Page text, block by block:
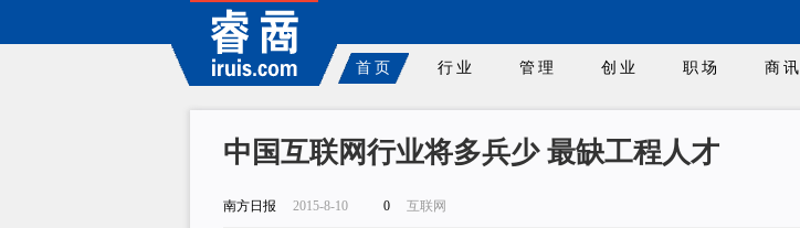
首页 行业 管理 创业 职场 商讯
中国互联网行业将多兵少 最缺工程人才
南方日报 2015-8-10 0 互联网